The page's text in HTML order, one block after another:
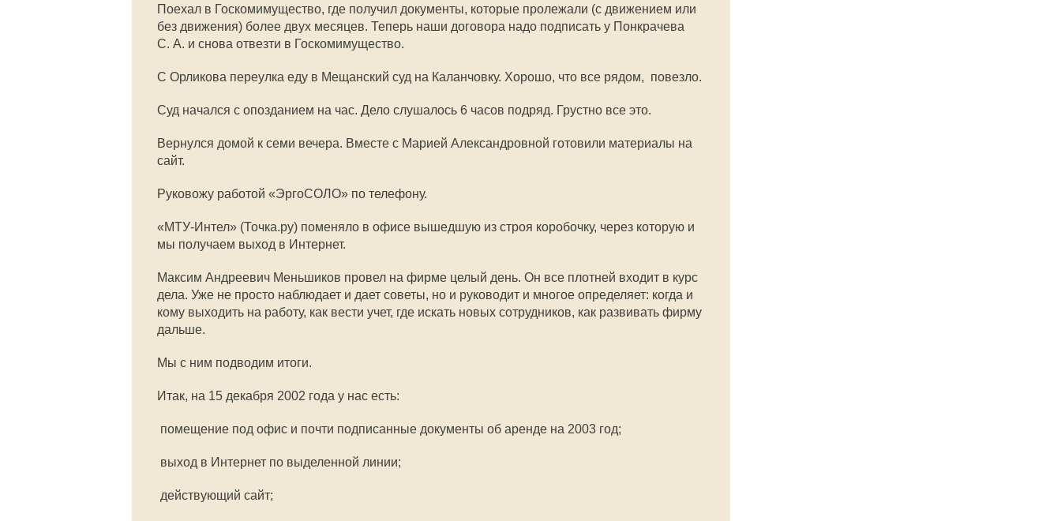
Поехал в Госкомимущество, где получил документы, которые пролежали (с движением или
без движения) более двух месяцев. Теперь наши договора надо подписать у Понкрачева
С. А. и снова отвезти в Госкомимущество.
С Орликова переулка еду в Мещанский суд на Каланчовку. Хорошо, что все рядом,  повезло.
Суд начался с опозданием на час. Дело слушалось 6 часов подряд. Грустно все это.
Вернулся домой к семи вечера. Вместе с Марией Александровной готовили материалы на
сайт.
Руковожу работой «ЭргоСОЛО» по телефону.
«МТУ-Интел» (Точка.ру) поменяло в офисе вышедшую из строя коробочку, через которую и
мы получаем выход в Интернет.
Максим Андреевич Меньшиков провел на фирме целый день. Он все плотней входит в курс
дела. Уже не просто наблюдает и дает советы, но и руководит и многое определяет: когда и
кому выходить на работу, как вести учет, где искать новых сотрудников, как развивать фирму
дальше.
Мы с ним подводим итоги.
Итак, на 15 декабря 2002 года у нас есть:
 помещение под офис и почти подписанные документы об аренде на 2003 год;
 выход в Интернет по выделенной линии;
 действующий сайт;